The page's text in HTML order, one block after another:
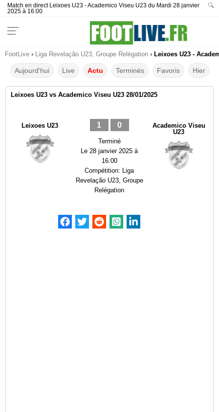
Match en direct Leixoes U23 - Academico Viseu U23 du Mardi 28 janvier
2025 à 16:00
🔍
FootLive › Liga Revelação U23, Groupe Relégation › Leixoes U23 -
Aujourd'hui Live Actu Terminés Favoris Hier
Leixoes U23 vs Academico Viseu U23 28/01/2025
Leixoes U23 1 0
Terminé
Le28 janvier 2025 à
16:00
Compétition: Liga
Revelação U23, Groupe
Relégation
Academico Viseu
U23